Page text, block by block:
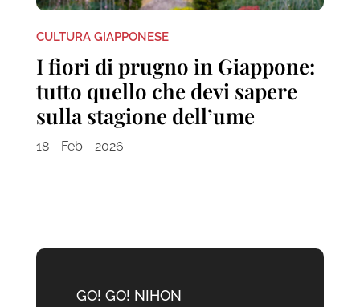
CULTURA GIAPPONESE
I fiori di prugno in Giappone:
tutto quello che devi sapere
sulla stagione dell’ume
18 - Feb - 2026
GO! GO! NIHON